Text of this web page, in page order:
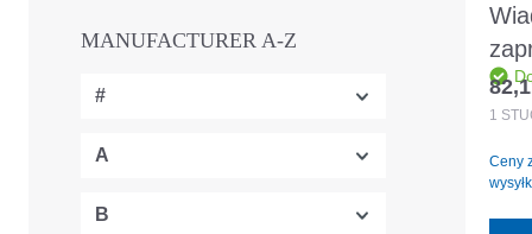
MANUFACTURER A-Z
#
A
B
H-
1
Ceny